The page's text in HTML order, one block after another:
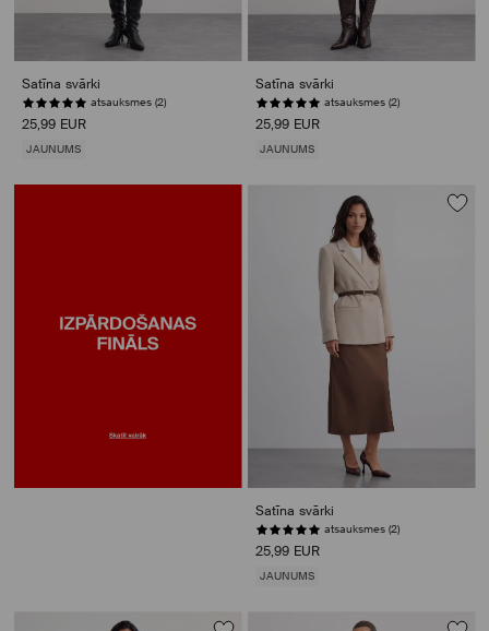
Satīna svārki
atsauksmes (2)
25,99 EUR
JAUNUMS
Satīna svārki
atsauksmes (2)
25,99 EUR
JAUNUMS
Satīna svārki
atsauksmes (2)
25,99 EUR
JAUNUMS